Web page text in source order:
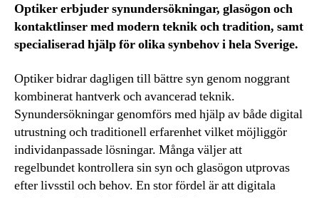
Optiker erbjuder synundersökningar, glasögon och
kontaktlinser med modern teknik och tradition, samt
specialiserad hjälp för olika synbehov i hela Sverige.
Optiker bidrar dagligen till bättre syn genom noggrant
kombinerat hantverk och avancerad teknik.
Synundersökningar genomförs med hjälp av både digital
utrustning och traditionell erfarenhet vilket möjliggör
individanpassade lösningar. Många väljer att
regelbundet kontrollera sin syn och glasögon utprovas
efter livsstil och behov. En stor fördel är att digitala